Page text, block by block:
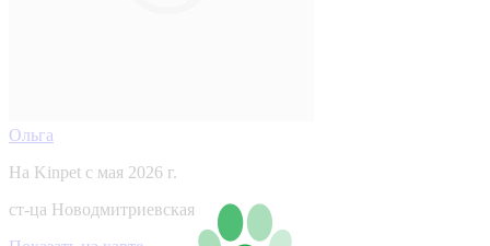
Ольга
На Kinpet c мая 2026 г.
ст-ца Новодмитриевская